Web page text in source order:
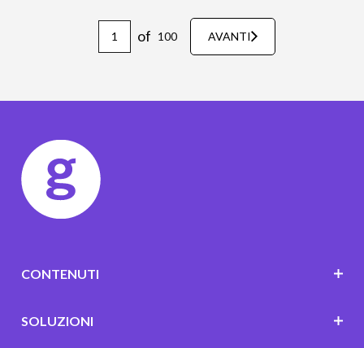
of 100 AVANTI
CONTENUTI
SOLUZIONI